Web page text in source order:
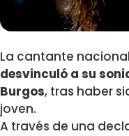
La cantante nacional
desvinculó a su
Burgos, tras haber
joven.
A través de una